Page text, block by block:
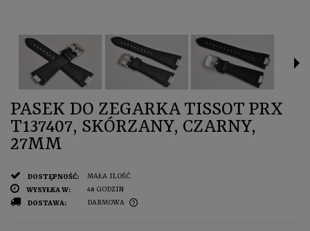
PASEK DO ZEGARKA TISSOT PRX
T137407, SKÓRZANY, CZARNY,
27MM
DOSTĘPNOŚĆ:
MAŁA ILOŚĆ
WYSYŁKA W:
48 GODZIN
DOSTAWA:
DARMOWA